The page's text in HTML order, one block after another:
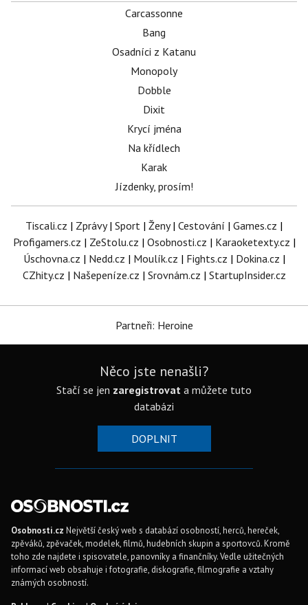
Carcassonne
Bang
Osadníci z Katanu
Monopoly
Dobble
Dixit
Krycí jména
Na křídlech
Karak
Jízdenky, prosím!
Tiscali.cz | Zprávy| Sport | Ženy| Cestování | Games.cz |
Profigamers.cz | ZeStolu.cz | Osobnosti.cz | Karaoketexty.cz |
Úschovna.cz | Nedd.cz | Moulík.cz | Fights.cz | Dokina.cz |
CZhity.cz | Našepeníze.cz | Srovnám.cz | StartupInsider.cz
Partneři: Heroine
Něco jste nenašli?
Stačí se jen zaregistrovat a můžete tuto
databázi
DOPLNIT
Osobnosti.cz Největší český web s databází osobností, herců, hereček,
zpěváků, zpěvaček, modelek, filmů, hudebních skupin a sportovců. Kromě
toho zde najdete i spisovatele, panovníky a finančníky. Vedle užitečných
informací web obsahuje i fotografie, diskografie, filmografie a vztahy
známých osobností.